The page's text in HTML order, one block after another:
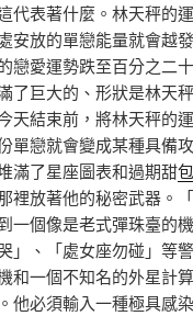
代表著什麼。林天秤的
安放的單戀能量就會越
戀愛運勢跌至百分之二
了巨大的、形狀是林天
天結束前，將林天秤的
單戀就會變成某種具備
滿了星座圖表和過期甜
裡放著他的秘密武器。
一個像是老式彈珠臺的
」、「處女座勿碰」等
和一個不知名的外星計
他必須輸入一種極具感